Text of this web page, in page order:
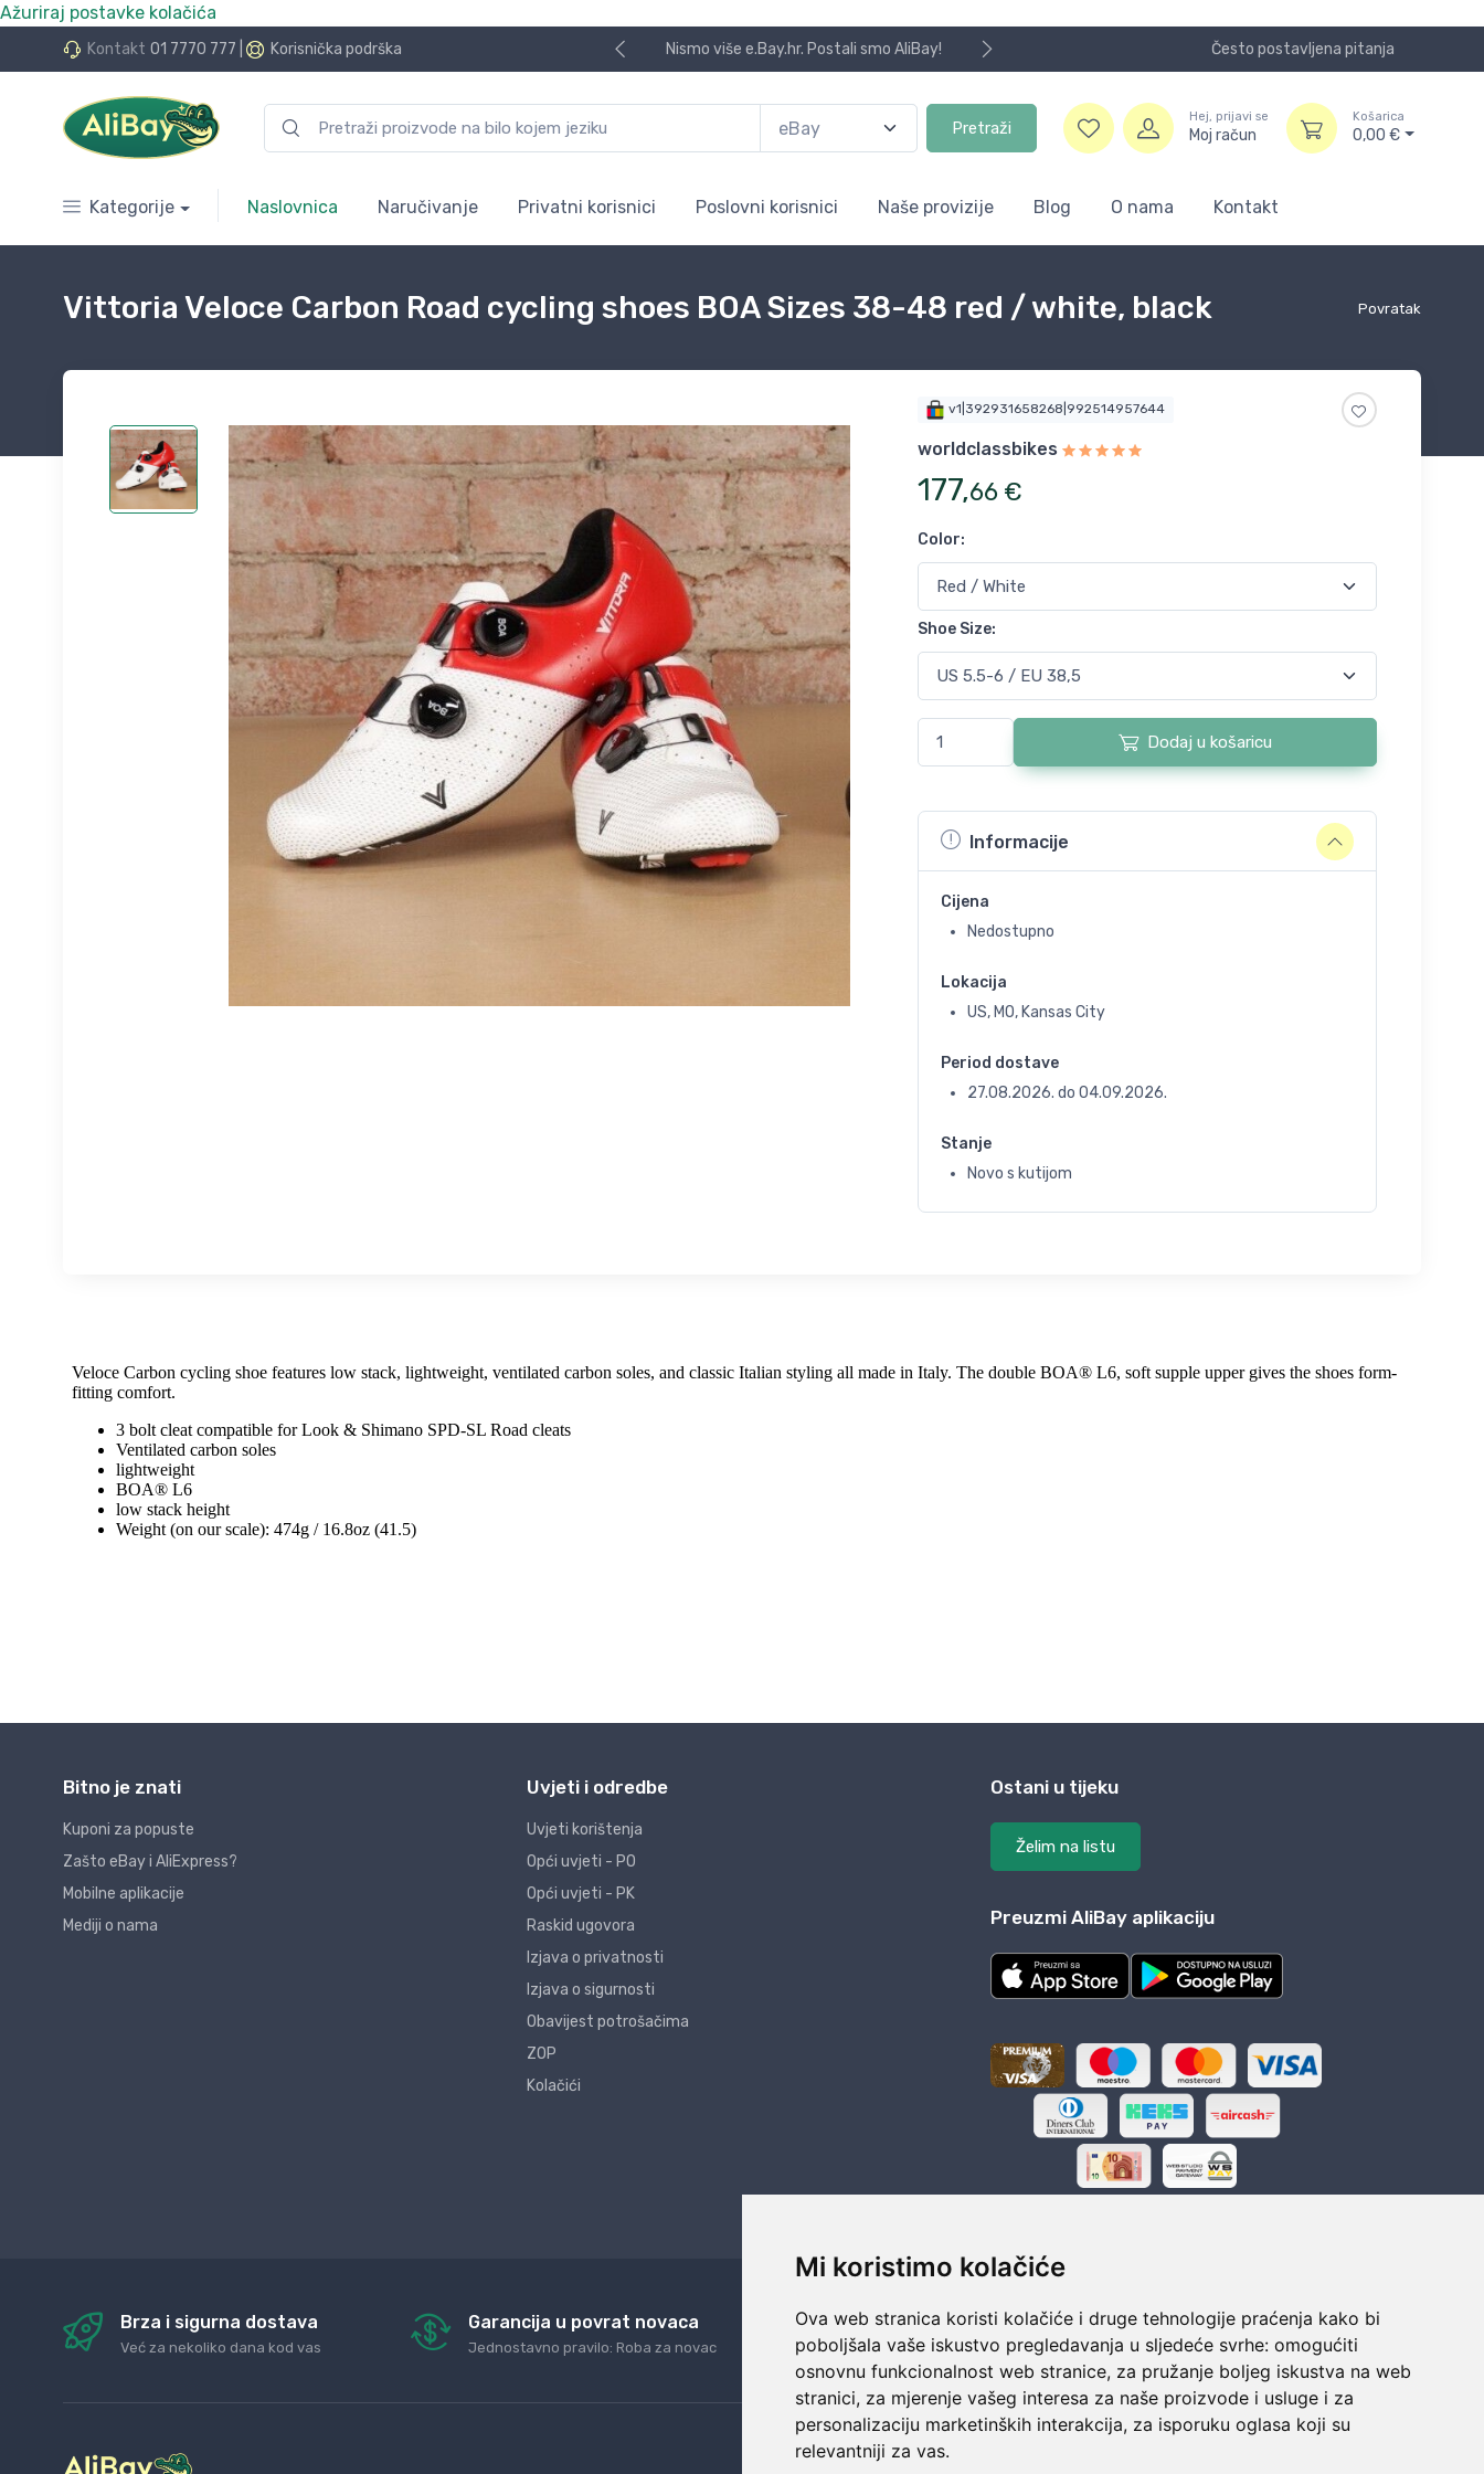
Mi koristimo kolačiće
Ova web stranica koristi kolačiće i druge tehnologije praćenja kako bi
poboljšala vaše iskustvo pregledavanja u sljedeće svrhe: omogućiti
osnovnu funkcionalnost web stranice, za pružanje boljeg iskustva na web
stranici, za mjerenje vašeg interesa za naše proizvode i usluge i za
personalizaciju marketinških interakcija, za isporuku oglasa koji su
relevantniji za vas.
Ažuriraj postavke kolačića
Kontakt 01 7770 777 Korisnička podrška
24 rate bez kamata Nismo više e.Bay.hr. Postali smo AliBay! Često postavljena pitanja
Pretraži
Hej, prijavi se
Moj račun
Košarica
0,00 €
Kategorije Naslovnica Naručivanje Privatni korisnici Poslovni korisnici Naše provizije Blog O nama Kontakt
Povratak
Vittoria Veloce Carbon Road cycling shoes BOA Sizes 38-48 red / white, black
v1|392931658268|992514957644
worldclassbikes
177,66 €
Color:
Shoe Size:
Dodaj u košaricu
Informacije
Cijena
Nedostupno
Lokacija
US, MO, Kansas City
Period dostave
27.08.2026. do 04.09.2026.
Stanje
Novo s kutijom
Bitno je znati
Kuponi za popuste
Zašto eBay i AliExpress?
Mobilne aplikacije
Mediji o nama
Uvjeti i odredbe
Uvjeti korištenja
Opći uvjeti - PO
Opći uvjeti - PK
Raskid ugovora
Izjava o privatnosti
Izjava o sigurnosti
Obavijest potrošačima
ZOP
Kolačići
Ostani u tijeku
Želim na listu
Preuzmi AliBay aplikaciju
Brza i sigurna dostava
Već za nekoliko dana kod vas
Garancija u povrat novaca
Jednostavno pravilo: Roba za novac
24/7 odlična podrška
Naši agenti uvijek na raspolaganju
Sigurno obročno plaćanje
Do 24 rata bez kamata